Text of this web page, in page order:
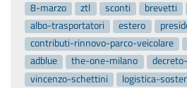
8-marzo
ztl sconti brevetti
albo-trasportatori
estero
contributi-rinnovo-parco-veicolare
adblue
the-one-milano
vincenzo-schettini
logistica-